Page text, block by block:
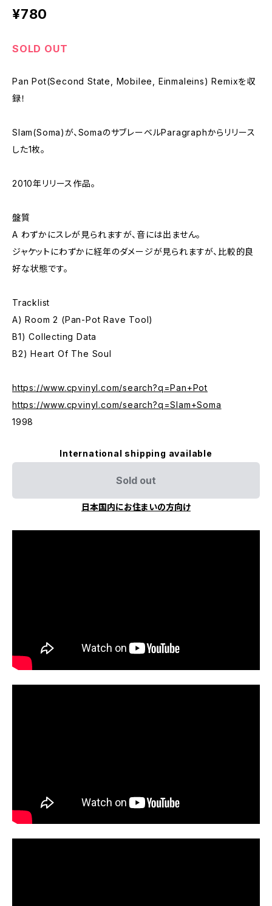
¥780
SOLD OUT
Pan Pot(Second State, Mobilee, Einmaleins) Remixを収
録！
Slam(Soma)が、SomaのサブレーベルParagraphからリリース
した1枚。
2010年リリース作品。
盤質
A わずかにスレが見られますが、音には出ません。
ジャケットにわずかに経年のダメージが見られますが、比較的良
好な状態です。
Tracklist
A) Room 2 (Pan-Pot Rave Tool)
B1) Collecting Data
B2) Heart Of The Soul
https://www.cpvinyl.com/search?q=Pan+Pot
https://www.cpvinyl.com/search?q=Slam+Soma
1998
International shipping available
Sold out
日本国内にお住まいの方向け